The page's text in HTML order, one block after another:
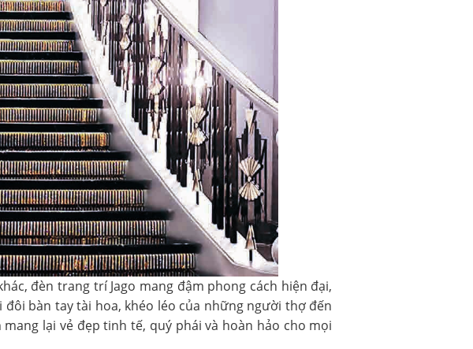
đèn trang trí Jago mang đậm phong cách hiện đại,
bàn tay tài hoa, khéo léo của những người thợ đến
lại vẻ đẹp tinh tế, quý phái và hoàn hảo cho mọi